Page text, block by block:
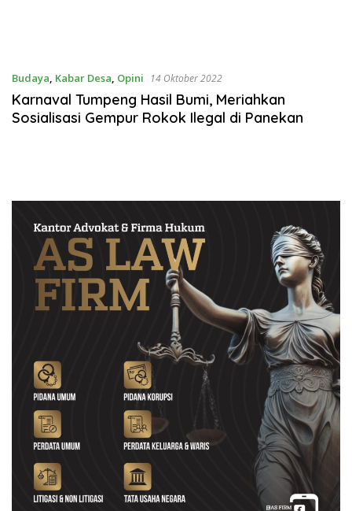
Budaya, Kabar Desa, Opini 14 Oktober 2022
Karnaval Tumpeng Hasil Bumi, Meriahkan
Sosialisasi Gempur Rokok Ilegal di Panekan